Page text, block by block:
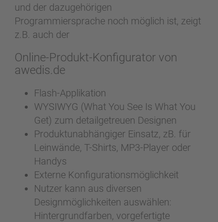
und der dazugehörigen
Programmiersprache noch möglich ist, zeigt
z.B. auch der
Online-Produkt-Konfigurator von
awedis.de
Flash-Applikation
WYSIWYG (What You See Is What You
Get) zum detailgetreuen Designen
Produktunabhängiger Einsatz, zB. für
Leinwände, T-Shirts, MP3-Player oder
Handys
Externe Konfigurationsmöglichkeit
Nutzer kann aus diversen
Designmöglichkeiten auswählen:
Hintergrundfarben, vorgefertigte